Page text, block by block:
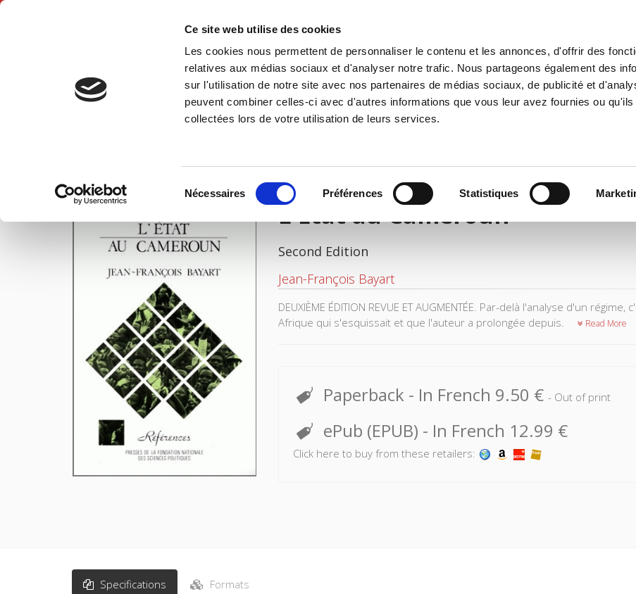
Ce site web utilise des cookies
Les cookies nous permettent de personnaliser le contenu et les annonces, d'offrir des
relatives aux médias sociaux et d'analyser notre trafic. Nous partageons également des
sur l'utilisation de notre site avec nos partenaires de médias sociaux, de publicité et
peuvent combiner celles-ci avec d'autres informations que vous leur avez fournies ou qu'ils
collectées lors de votre utilisation de leurs services.
Nécessaires Préférences Statistiques
Home Environment History International
Home L'Etat au Cameroun
L'Etat au Cameroun
Second Edition
Jean-François Bayart
DEUXIÈME ÉDITION REVUE ET AUGMENTÉE. Par-delà l'analyse d'un
Afrique qui s'esquissait et que l'auteur a prolongée depuis.
Read More
Paperback - In French 9.50 € - Out of print
ePub (EPUB) - In French 12.99 €
Click here to buy from these retailers:
Specifications Formats